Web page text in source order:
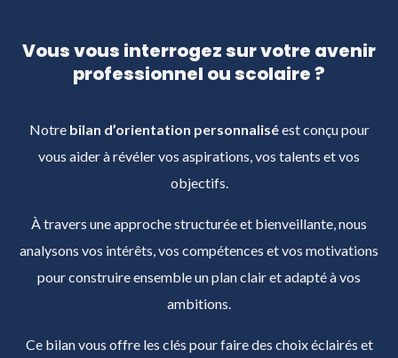
Vous vous interrogez sur votre avenir
professionnel ou scolaire ?
Notre bilan d’orientation personnaliséest conçu pour
vous aider à révéler vos aspirations, vos talents et vos
objectifs.
À travers une approche structurée et bienveillante, nous
analysons vos intérêts, vos compétences et vos motivations
pour construire ensemble un plan clair et adapté à vos
ambitions.
Ce bilan vous offre les clés pour faire des choix éclairés et